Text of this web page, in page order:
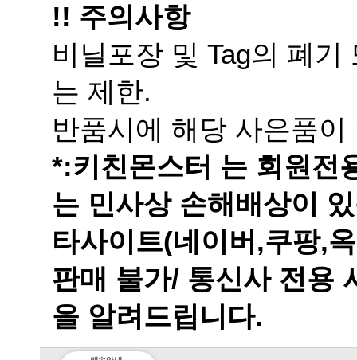
!! 주의사항
는 제한.
반품시에 해당 사은품
는 민사상 손해배상이
을 알려드립니다.